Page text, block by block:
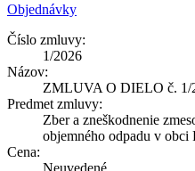
Objednávky
Číslo zmluvy:
1/2026
Názov:
ZMLUVA O DIELO č. 1/
Predmet zmluvy:
Zber a zneškodnenie
objemného odpadu v obci
Cena:
Neuvedené